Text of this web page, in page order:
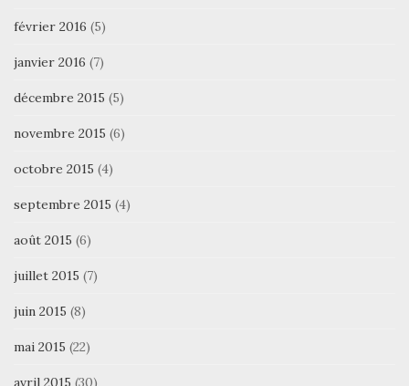
février 2016 (5)
janvier 2016 (7)
décembre 2015 (5)
novembre 2015 (6)
octobre 2015 (4)
septembre 2015 (4)
août 2015 (6)
juillet 2015 (7)
juin 2015 (8)
mai 2015 (22)
avril 2015 (30)